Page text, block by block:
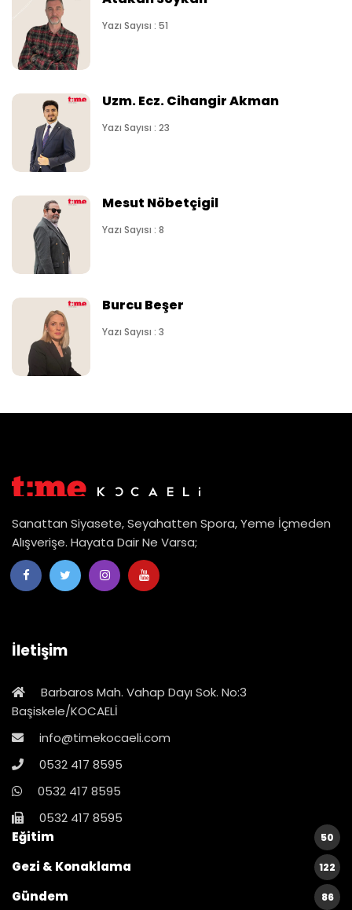
Yazı Sayısı : 51
Uzm. Ecz. Cihangir Akman
Yazı Sayısı : 23
Mesut Nöbetçigil
Yazı Sayısı : 8
Burcu Beşer
Yazı Sayısı : 3
Sanattan Siyasete, Seyahatten Spora, Yeme İçmeden
Alışverişe. Hayata Dair Ne Varsa;
İletişim
Barbaros Mah. Vahap Dayı Sok. No:3
Başiskele/KOCAELİ
info@timekocaeli.com
0532 417 8595
0532 417 8595
0532 417 8595
Eğitim
50
Gezi & Konaklama 122
Gündem 86